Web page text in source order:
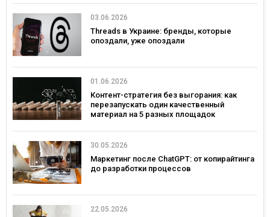
03.06.2026
Threads в Украине: бренды, которые
опоздали, уже опоздали
01.06.2026
Контент-стратегия без выгорания: как
перезапускать один качественный
материал на 5 разных площадок
30.05.2026
Маркетинг после ChatGPT: от копирайтинга
до разработки процессов
22.05.2026